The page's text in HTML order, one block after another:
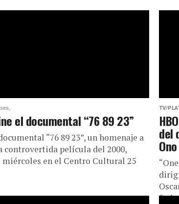
el documental “76 89 23”
“76 89 23”, un homenaje a
controvertida película del 2000,
miércoles en el Centro Cultural 25
TV/
del
Ono